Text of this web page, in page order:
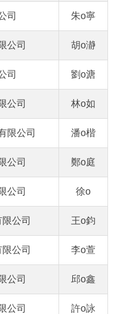
司 朱o寧
公司 胡o瀞
司 劉o溏
公司 林o如
限公司 潘o楷
公司 鄭o庭
公司 徐o
公司 王o鈞
公司 李o萱
公司 邱o鑫
公司 許o詠